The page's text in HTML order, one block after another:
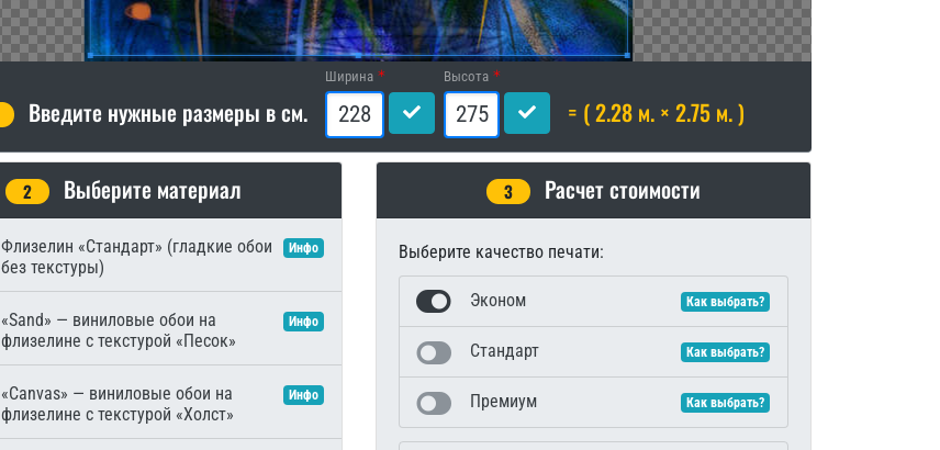
Введите нужные размеры в см.
Ширина Высота
= ( 2.28 м. × 2.75 м. )
2 Выберите материал
Флизелин «Стандарт» (гладкие обои
без текстуры)
Инфо
«Sand» — виниловые обои на
флизелине с текстурой «Песок»
Инфо
«Canvas» — виниловые обои на
флизелине с текстурой «Холст»
Инфо
3 Расчет стоимости
Выберите качество печати:
Эконом Как выбрать?
Стандарт Как выбрать?
Премиум Как выбрать?